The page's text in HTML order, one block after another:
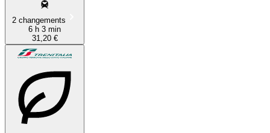
2 changements
6 h 3 min
31,20 €